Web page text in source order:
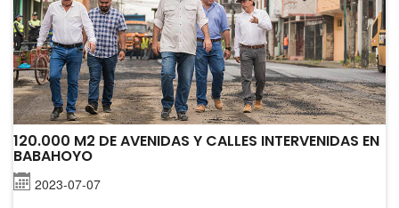
120.000 M2 DE AVENIDAS Y CALLES INTERVENIDAS EN
BABAHOYO
2023-07-07